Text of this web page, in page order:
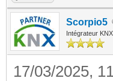
Scorpio5
Intégrateur KNX
17/03/2025,